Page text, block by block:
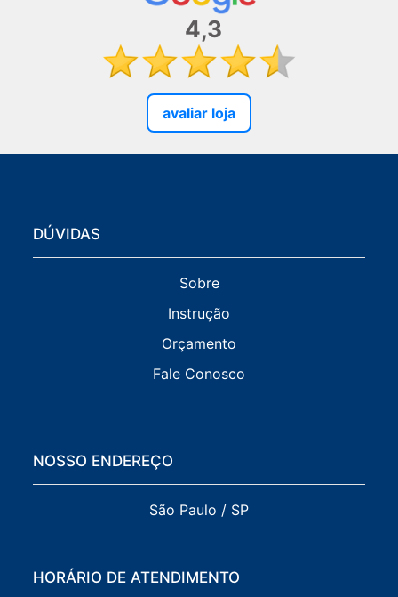
4,3
avaliar loja
DÚVIDAS
Sobre
Instrução
Orçamento
Fale Conosco
NOSSO ENDEREÇO
São Paulo / SP
HORÁRIO DE ATENDIMENTO